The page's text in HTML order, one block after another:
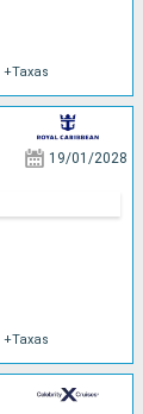
+Taxas
19/01/2028
+Taxas